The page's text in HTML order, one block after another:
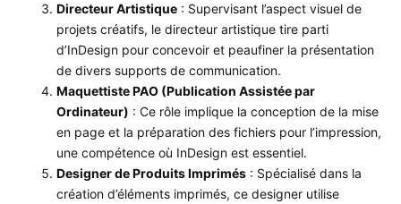
Directeur Artistique : Supervisant l’aspect visuel de
projets créatifs, le directeur artistique tire parti
d’InDesign pour concevoir et peaufiner la présentation
de divers supports de communication.
Maquettiste PAO (Publication Assistée par
Ordinateur) : Ce rôle implique la conception de la mise
en page et la préparation des fichiers pour l’impression,
une compétence où InDesign est essentiel.
Designer de Produits Imprimés : Spécialisé dans la
création d’éléments imprimés, ce designer utilise